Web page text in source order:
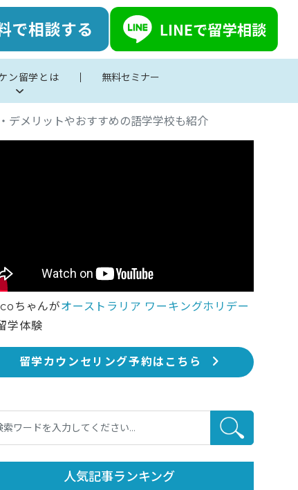
ン留学とは 無料セミナー
デメリットやおすすめの語学学校も紹介
ちゃんがオーストラリア ワーキングホリデー
学体験
留学カウンセリング予約はこちら
人気記事ランキング